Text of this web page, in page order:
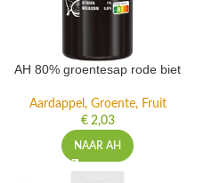
AH 80% groentesap rode biet
Aardappel, Groente, Fruit
€2,03
NAAR AH